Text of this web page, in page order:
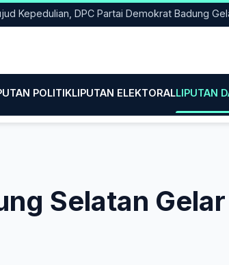
DPC Partai Demokrat Badung Gelar
POLITIKLIPUTAN ELEKTORALLIPUTAN
Selatan Gelar